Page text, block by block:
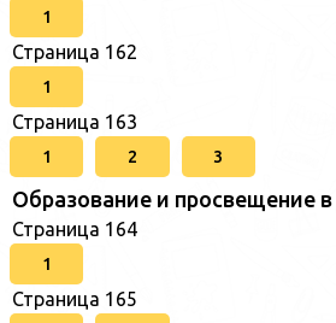
1
Страница 162
1
Страница 163
1 2 3
Образование и просвещение
Страница 164
1
Страница 165